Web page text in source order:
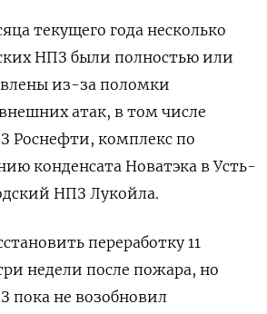
текущего года несколько
НПЗ были полностью или
из-за поломки
атак, в том числе
Роснефти, комплекс по
конденсата Новатэка в Усть-
НПЗ Лукойла.
переработку 11
недели после пожара, но
пока не возобновил